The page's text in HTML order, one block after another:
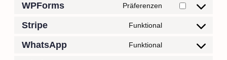
WPForms Präferenzen
Stripe Funktional
WhatsApp Funktional